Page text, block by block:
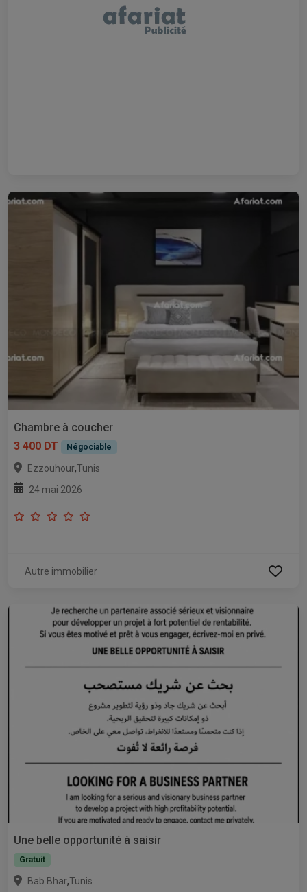
Chambre à coucher
3 400 DT
Négociable
Ezzouhour,Tunis
24 mai 2026
Autre immobilier
Une belle opportunité à saisir
Gratuit
Bab Bhar,Tunis